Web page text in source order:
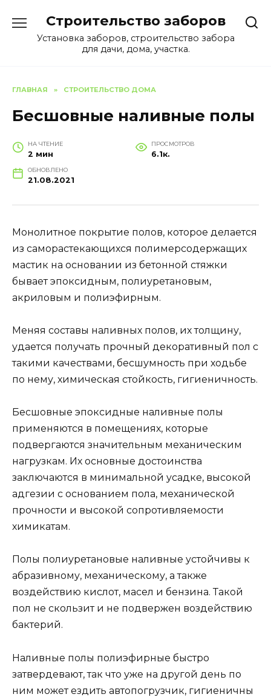
содержанию
Строительство заборов
Установка заборов, строительство забора
для дачи, дома, участка.
ГЛАВНАЯ » СТРОИТЕЛЬСТВО ДОМА
Бесшовные наливные полы
НА ЧТЕНИЕ
2 мин
ПРОСМОТРОВ
6.1к.
ОБНОВЛЕНО
21.08.2021
Монолитное покрытие полов, которое делается
из саморастекающихся полимерсодержащих
мастик на основании из бетонной стяжки
бывает эпоксидным, полиуретановым,
акриловым и полиэфирным.
Меняя составы наливных полов, их толщину,
удается получать прочный декоративный пол с
такими качествами, бесшумность при ходьбе
по нему, химическая стойкость, гигиеничность.
Бесшовные эпоксидные наливные полы
применяются в помещениях, которые
подвергаются значительным механическим
нагрузкам. Их основные достоинства
заключаются в минимальной усадке, высокой
адгезии с основанием пола, механической
прочности и высокой сопротивляемости
химикатам.
Полы полиуретановые наливные устойчивы к
абразивному, механическому, а также
воздействию кислот, масел и бензина. Такой
пол не скользит и не подвержен воздействию
бактерий.
Наливные полы полиэфирные быстро
затвердевают, так что уже на другой день по
ним может ездить автопогрузчик, гигиеничны